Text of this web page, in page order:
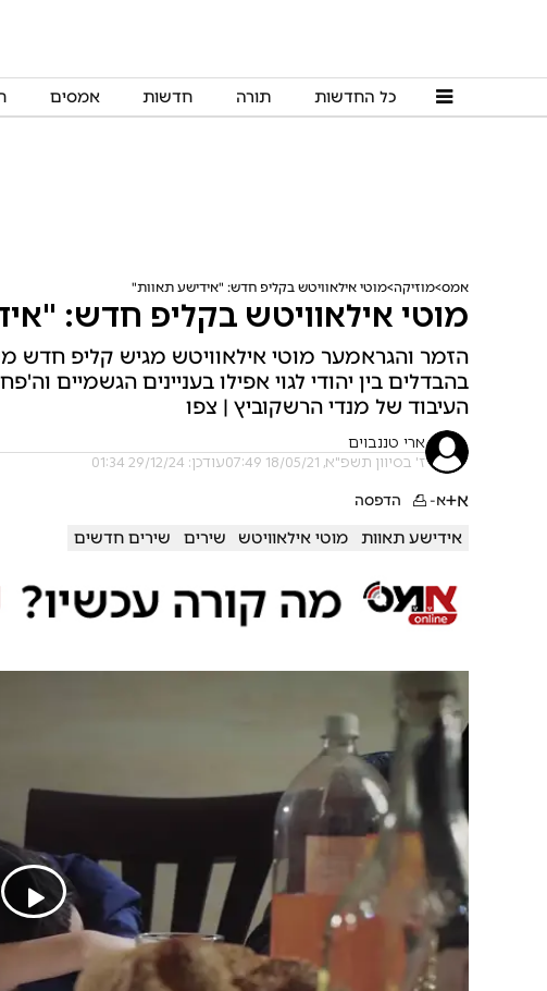
כל החדשות תורה חדשות אמסים
אמס מוזיקה מוטי אילאוויטש בקליפ חדש: "אידישע תאוות"
מוטי אילאוויטש בקליפ חדש:
הזמר והגראמער מוטי אילאוויטש מגיש קליפ חדש
בהבדלים בין יהודי לגוי אפילו בעניינים הגשמיים
העיבוד של מנדי הרשקוביץ | צפו
ארי טננבוים
ז' בסיוון תשפ"א, 18/05/21 07:49 עודכן: 29/12/24 01:34
א+א- הדפסה
אידישע תאוות מוטי אילאוויטש שירים שירים חדשים